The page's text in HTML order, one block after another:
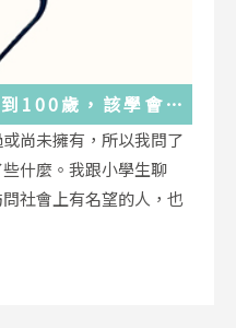
100歲，該學會
生活的小事裡了
尚未擁有，所以我問了
什麼。我跟小學生聊
社會上有名望的人，也